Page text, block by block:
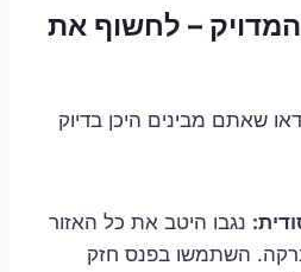
המדויק – לחשוף את
שאתם מבינים היכן בדיוק
נגבו היטב את כל האזור
השתמשו בפנס חזק